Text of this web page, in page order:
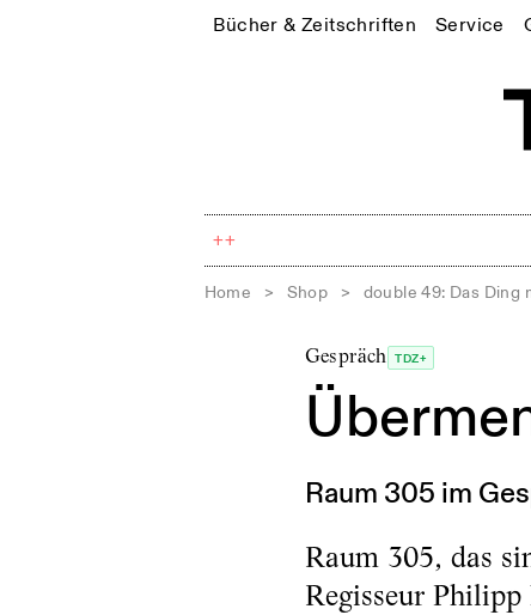
Bücher & Zeitschriften Service
++
Home > Shop > double 49: Das Ding
Gespräch TDZ+
Raum 305 im
Raum 305, das
Regisseur